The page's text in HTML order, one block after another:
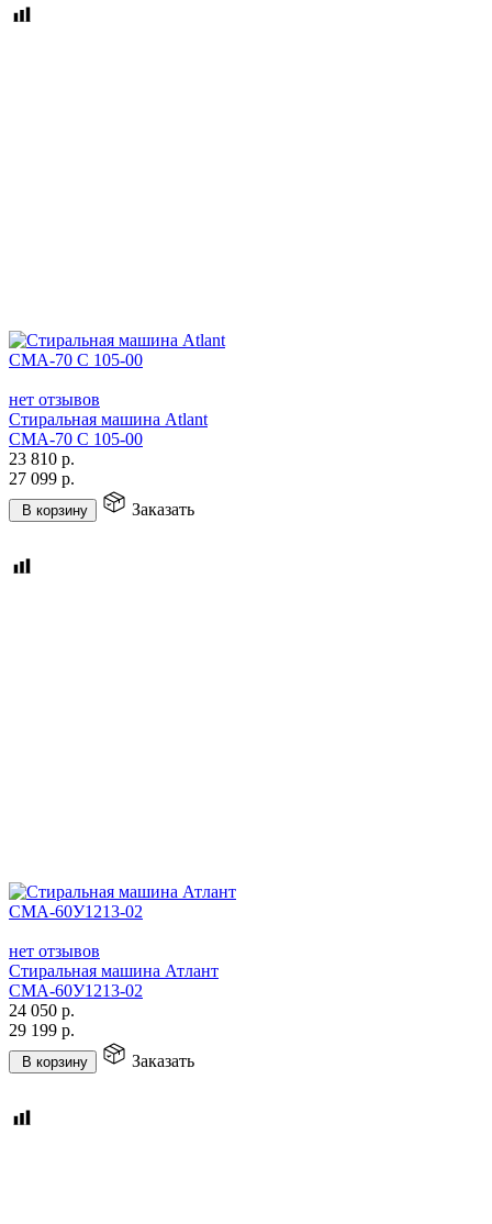
нет отзывов
Стиральная машина Atlant
СМА-70 C 105-00
23 810 р.
27 099 р.
В корзину Заказать
нет отзывов
Стиральная машина Атлант
СМА-60У1213-02
24 050 р.
29 199 р.
В корзину Заказать